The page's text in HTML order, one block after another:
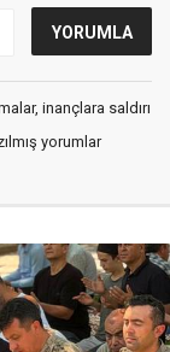
inançlara saldırı
yorumlar